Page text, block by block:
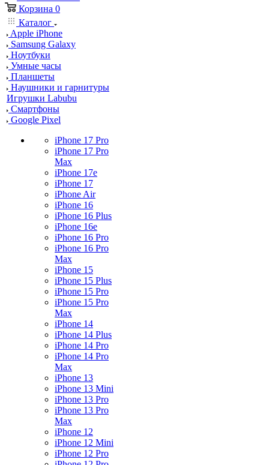
Корзина 0
Каталог
Apple iPhone
Samsung Galaxy
Ноутбуки
Умные часы
Планшеты
Наушники и гарнитуры
Игрушки Labubu
Смартфоны
Google Pixel
iPhone 17 Pro
iPhone 17 Pro
Max
iPhone 17e
iPhone 17
iPhone Air
iPhone 16
iPhone 16 Plus
iPhone 16e
iPhone 16 Pro
iPhone 16 Pro
Max
iPhone 15
iPhone 15 Plus
iPhone 15 Pro
iPhone 15 Pro
Max
iPhone 14
iPhone 14 Plus
iPhone 14 Pro
iPhone 14 Pro
Max
iPhone 13
iPhone 13 Mini
iPhone 13 Pro
iPhone 13 Pro
Max
iPhone 12
iPhone 12 Mini
iPhone 12 Pro